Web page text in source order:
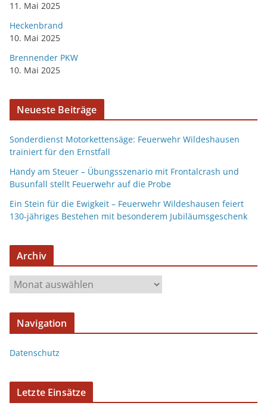
11. Mai 2025
Heckenbrand
10. Mai 2025
Brennender PKW
10. Mai 2025
Neueste Beiträge
Sonderdienst Motorkettensäge: Feuerwehr Wildeshausen
trainiert für den Ernstfall
Handy am Steuer – Übungsszenario mit Frontalcrash und
Busunfall stellt Feuerwehr auf die Probe
Ein Stein für die Ewigkeit – Feuerwehr Wildeshausen feiert
130-jähriges Bestehen mit besonderem Jubiläumsgeschenk
Archiv
Navigation
Datenschutz
Letzte Einsätze